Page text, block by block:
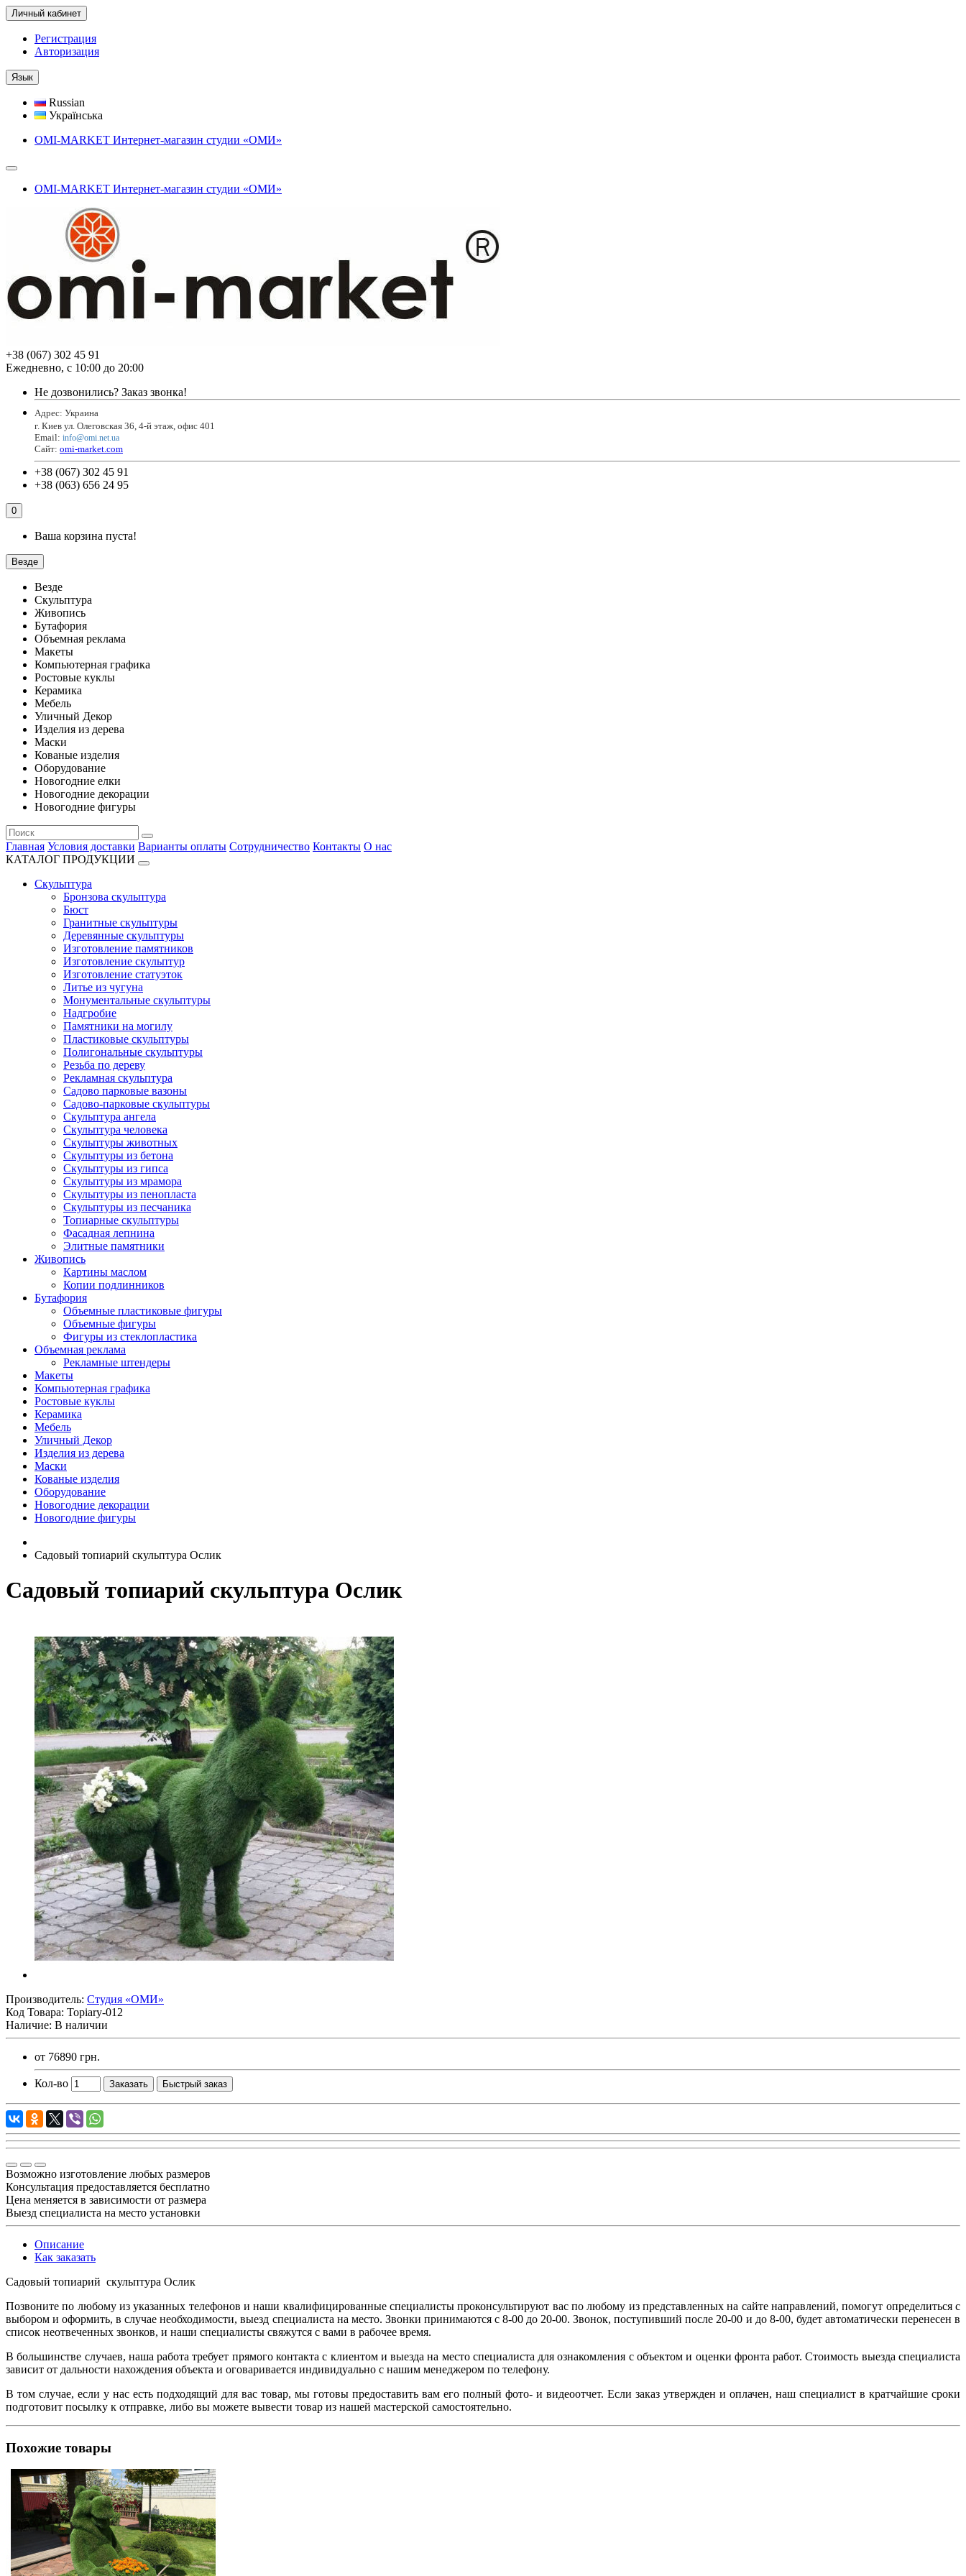
Личный кабинет
Регистрация
Авторизация
Язык
Russian
Українська
OMI-MARKET Интернет-магазин студии «ОМИ»
OMI-MARKET Интернет-магазин студии «ОМИ»
+38 (067) 302 45 91
Ежедневно, с 10:00 до 20:00
Не дозвонились? Заказ звонка!
Адрес: Украина
г. Киев ул. Олеговская 36, 4-й этаж, офис 401
Email: info@omi.net.ua
Сайт: omi-market.com
+38 (067) 302 45 91
+38 (063) 656 24 95
0
Ваша корзина пуста!
Везде
Везде
Скульптура
Живопись
Бутафория
Объемная реклама
Макеты
Компьютерная графика
Ростовые куклы
Керамика
Мебель
Уличный Декор
Изделия из дерева
Маски
Кованые изделия
Оборудование
Новогодние елки
Новогодние декорации
Новогодние фигуры
Главная Условия доставки Варианты оплаты Сотрудничество Контакты О нас
КАТАЛОГ ПРОДУКЦИИ
Скульптура
Бронзова скульптура
Бюст
Гранитные скульптуры
Деревянные скульптуры
Изготовление памятников
Изготовление скульптур
Изготовление статуэток
Литье из чугуна
Монументальные скульптуры
Надгробие
Памятники на могилу
Пластиковые скульптуры
Полигональные скульптуры
Резьба по дереву
Рекламная скульптура
Садово парковые вазоны
Садово-парковые скульптуры
Скульптура ангела
Скульптура человека
Скульптуры животных
Скульптуры из бетона
Скульптуры из гипса
Скульптуры из мрамора
Скульптуры из пенопласта
Скульптуры из песчаника
Топиарные скульптуры
Фасадная лепнина
Элитные памятники
Живопись
Картины маслом
Копии подлинников
Бутафория
Объемные пластиковые фигуры
Объемные фигуры
Фигуры из стеклопластика
Объемная реклама
Рекламные штендеры
Макеты
Компьютерная графика
Ростовые куклы
Керамика
Мебель
Уличный Декор
Изделия из дерева
Маски
Кованые изделия
Оборудование
Новогодние декорации
Новогодние фигуры
Садовый топиарий скульптура Ослик
Садовый топиарий скульптура Ослик
Производитель: Студия «ОМИ»
Код Товара: Topiary-012
Наличие: В наличии
от 76890 грн.
Кол-во Заказать Быстрый заказ
Возможно изготовление любых размеров
Консультация предоставляется бесплатно
Цена меняется в зависимости от размера
Выезд специалиста на место установки
Описание
Как заказать
Садовый топиарий скульптура Ослик
Позвоните по любому из указанных телефонов и наши квалифицированные специалисты проконсультируют вас по любому из представленных на сайте направлений, помогут определиться с
выбором и оформить, в случае необходимости, выезд специалиста на место. Звонки принимаются с 8-00 до 20-00. Звонок, поступивший после 20-00 и до 8-00, будет автоматически перенесен в
список неотвеченных звонков, и наши специалисты свяжутся с вами в рабочее время.
В большинстве случаев, наша работа требует прямого контакта с клиентом и выезда на место специалиста для ознакомления с объектом и оценки фронта работ. Стоимость выезда специалиста
зависит от дальности нахождения объекта и оговаривается индивидуально с нашим менеджером по телефону.
В том случае, если у нас есть подходящий для вас товар, мы готовы предоставить вам его полный фото- и видеоотчет. Если заказ утвержден и оплачен, наш специалист в кратчайшие сроки
подготовит посылку к отправке, либо вы можете вывести товар из нашей мастерской самостоятельно.
Похожие товары